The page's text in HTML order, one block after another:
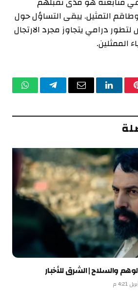
التمثيل. يبقى التساؤل حول
درامي يتجاوز مجرد الارتجال
الممثلين.
بينتيريستلينكدإنالبريد تيلقرام
والسلاح | الشرق للأخبار